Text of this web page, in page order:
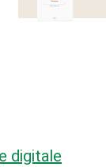
digitale